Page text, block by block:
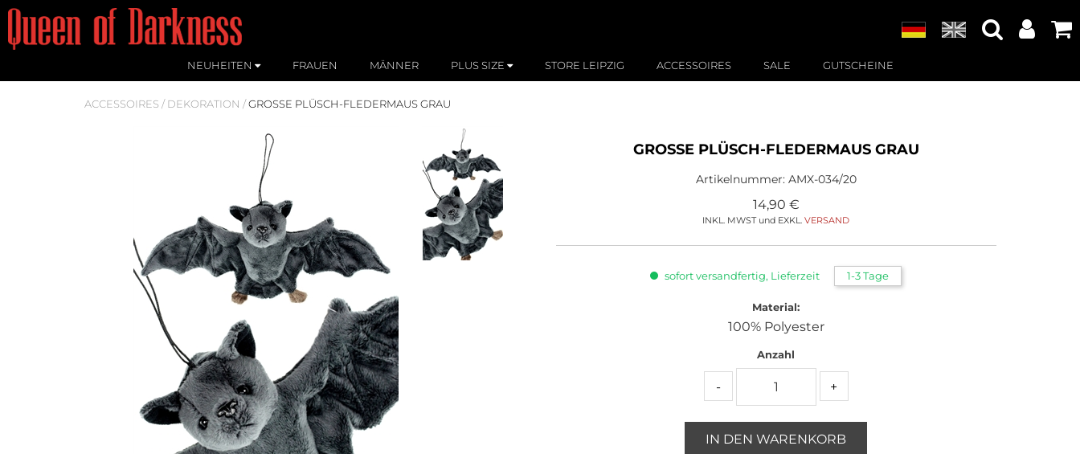
NEUHEITEN FRAUEN MÄNNER PLUS SIZE STORE LEIPZIG ACCESSOIRES SALE GUTSCHEINE
ACCESSOIRES / DEKORATION / GROSSE PLÜSCH-FLEDERMAUS GRAU
GROSSE PLÜSCH-FLEDERMAUS GRAU
Artikelnummer: AMX-034/20
14,90 €
INKL. MWST und EXKL.VERSAND
sofort versandfertig, Lieferzeit 1-3 Tage
Material:
100% Polyester
Anzahl
- +
IN DEN WARENKORB